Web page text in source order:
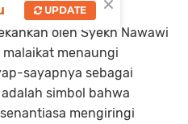
Malaikat
oleh Syekh Nawawi
menaungi
sayapnya sebagai
simbol bahwa
mengiringi
UPDATE